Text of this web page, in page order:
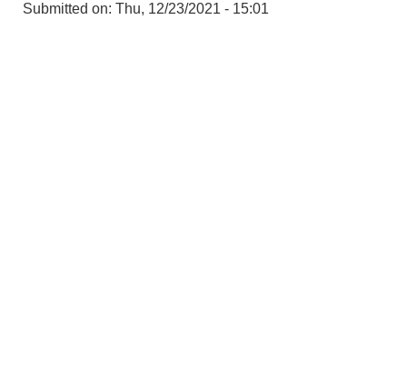
Submitted on: Thu, 12/23/2021 - 15:01